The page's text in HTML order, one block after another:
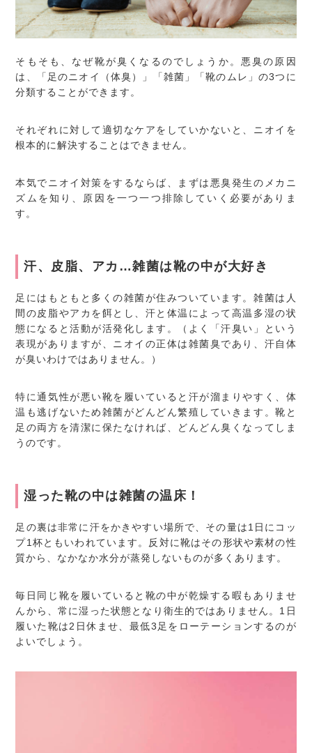
そもそも、なぜ靴が臭くなるのでしょうか。悪臭の原因
は、「足のニオイ（体臭）」「雑菌」「靴のムレ」の3つに
分類することができます。
それぞれに対して適切なケアをしていかないと、ニオイを
根本的に解決することはできません。
本気でニオイ対策をするならば、まずは悪臭発生のメカニ
ズムを知り、原因を一つ一つ排除していく必要がありま
す。
汗、皮脂、アカ…雑菌は靴の中が大好き
足にはもともと多くの雑菌が住みついています。雑菌は人
間の皮脂やアカを餌とし、汗と体温によって高温多湿の状
態になると活動が活発化します。（よく「汗臭い」という
表現がありますが、ニオイの正体は雑菌臭であり、汗自体
が臭いわけではありません。）
特に通気性が悪い靴を履いていると汗が溜まりやすく、体
温も逃げないため雑菌がどんどん繁殖していきます。靴と
足の両方を清潔に保たなければ、どんどん臭くなってしま
うのです。
湿った靴の中は雑菌の温床！
足の裏は非常に汗をかきやすい場所で、その量は1日にコッ
プ1杯ともいわれています。反対に靴はその形状や素材の性
質から、なかなか水分が蒸発しないものが多くあります。
毎日同じ靴を履いていると靴の中が乾燥する暇もありませ
んから、常に湿った状態となり衛生的ではありません。1日
履いた靴は2日休ませ、最低3足をローテーションするのが
よいでしょう。